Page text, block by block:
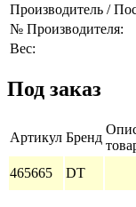
Производитель /
№ Производителя:
Вес:
Под заказ
Артикул Бренд
465665 DT